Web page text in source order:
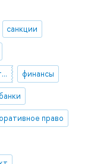
санкции
интеллектуальная собственность финансы
банки
право